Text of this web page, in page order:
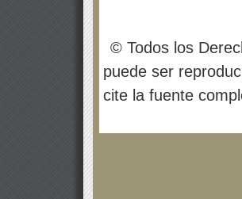
© Todos los
puede ser
cite la fuente